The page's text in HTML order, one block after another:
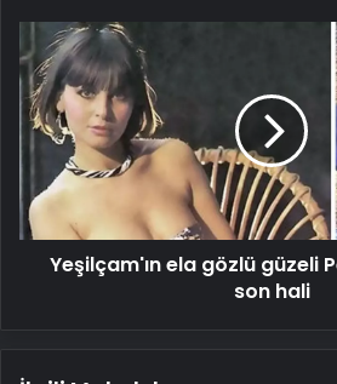
Yeşilçam'ın
ela
gözlü
güzeli
Pembe
Mutlu'nun
son
hali
Yeşilçam'ın ela gözlü güzeli
son hali